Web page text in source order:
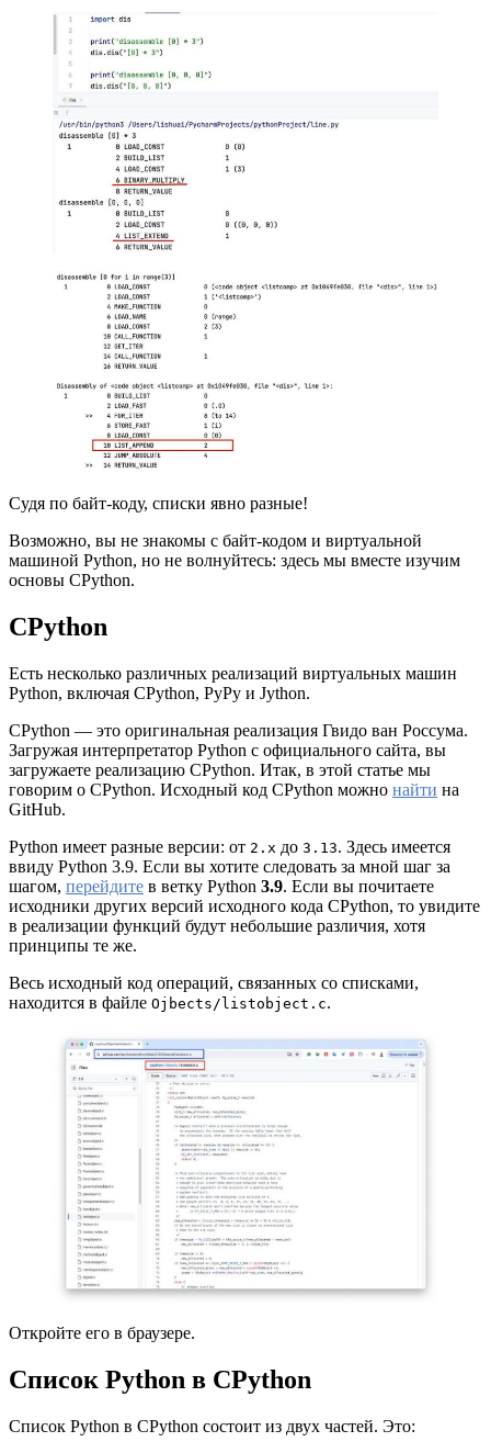
Судя по байт-коду, списки явно разные!
Возможно, вы не знакомы с байт-кодом и виртуальной
машиной Python, но не волнуйтесь: здесь мы вместе изучим
основы CPython.
CPython
Есть несколько различных реализаций виртуальных машин
Python, включая CPython, PyPy и Jython.
CPython — это оригинальная реализация Гвидо ван Россума.
Загружая интерпретатор Python с официального сайта, вы
загружаете реализацию CPython. Итак, в этой статье мы
говорим о CPython. Исходный код CPython можно найти на
GitHub.
Python имеет разные версии: от 2.x до 3.13. Здесь имеется
ввиду Python 3.9. Если вы хотите следовать за мной шаг за
шагом, перейдите в ветку Python 3.9. Если вы почитаете
исходники других версий исходного кода CPython, то увидите
в реализации функций будут небольшие различия, хотя
принципы те же.
Весь исходный код операций, связанных со списками,
находится в файле Ojbects/listobject.c.
Откройте его в браузере.
Список Python в CPython
Список Python в CPython состоит из двух частей. Это: